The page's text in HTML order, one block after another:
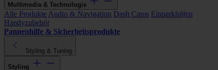
Multimedia & Technologie
Alle Produkte Audio & Navigation Dash Cams Einparkhilfen
Handyzubehör
Pannenhilfe & Sicherheitsprodukte
Styling & Tuning
Styling